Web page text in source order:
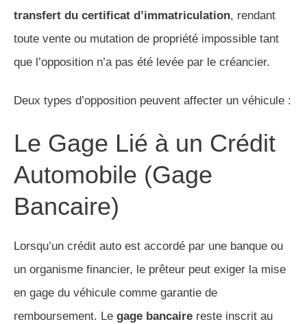
transfert du certificat d’immatriculation, rendant
toute vente ou mutation de propriété impossible tant
que l’opposition n’a pas été levée par le créancier.
Deux types d’opposition peuvent affecter un véhicule :
Le Gage Lié à un Crédit
Automobile (Gage
Bancaire)
Lorsqu’un crédit auto est accordé par une banque ou
un organisme financier, le prêteur peut exiger la mise
en gage du véhicule comme garantie de
remboursement. Le gage bancaire reste inscrit au